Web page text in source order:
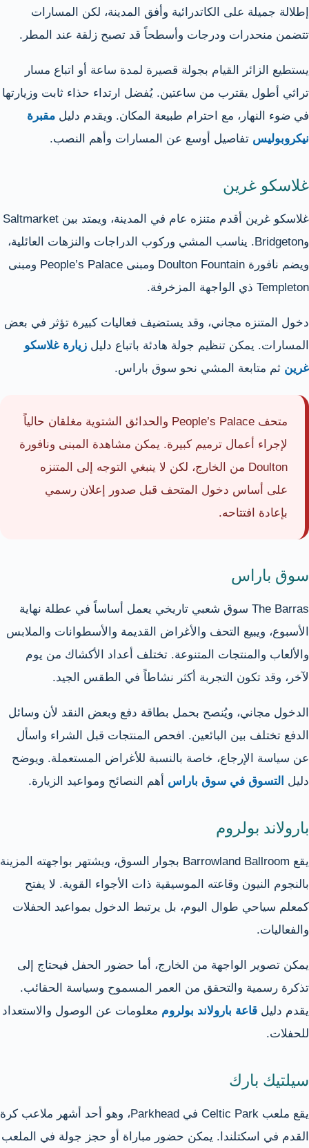
إطلالة جميلة على الكاتدرائية وأفق المدينة، لكن المسارات
تتضمن منحدرات ودرجات وأسطحاً قد تصبح زلقة عند المطر.
يستطيع الزائر القيام بجولة قصيرة لمدة ساعة أو اتباع مسار
تراثي أطول يقترب من ساعتين. يُفضل ارتداء حذاء ثابت وزيارتها
في ضوء النهار، مع احترام طبيعة المكان. ويقدم دليل مقبرة
نيكروبوليس تفاصيل أوسع عن المسارات وأهم النصب.
غلاسكو غرين
غلاسكو غرين أقدم متنزه عام في المدينة، ويمتد بين Saltmarket
وBridgeton. يناسب المشي وركوب الدراجات والنزهات العائلية،
ويضم نافورة Doulton Fountain ومبنى People’s Palace ومبنى
Templeton ذي الواجهة المزخرفة.
دخول المتنزه مجاني، وقد يستضيف فعاليات كبيرة تؤثر في بعض
المسارات. يمكن تنظيم جولة هادئة باتباع دليل زيارة غلاسكو
غرين ثم متابعة المشي نحو سوق باراس.
متحف People’s Palace والحدائق الشتوية مغلقان حالياً
لإجراء أعمال ترميم كبيرة. يمكن مشاهدة المبنى ونافورة
Doulton من الخارج، لكن لا ينبغي التوجه إلى المتنزه
على أساس دخول المتحف قبل صدور إعلان رسمي
بإعادة افتتاحه.
سوق باراس
The Barras سوق شعبي تاريخي يعمل أساساً في عطلة نهاية
الأسبوع، ويبيع التحف والأغراض القديمة والأسطوانات والملابس
والألعاب والمنتجات المتنوعة. تختلف أعداد الأكشاك من يوم
لآخر، وقد تكون التجربة أكثر نشاطاً في الطقس الجيد.
الدخول مجاني، ويُنصح بحمل بطاقة دفع وبعض النقد لأن وسائل
الدفع تختلف بين البائعين. افحص المنتجات قبل الشراء واسأل
عن سياسة الإرجاع، خاصة بالنسبة للأغراض المستعملة. ويوضح
دليل التسوق في سوق باراس أهم النصائح ومواعيد الزيارة.
بارولاند بولروم
يقع Barrowland Ballroom بجوار السوق، ويشتهر بواجهته المزينة
بالنجوم النيون وقاعته الموسيقية ذات الأجواء القوية. لا يفتح
كمعلم سياحي طوال اليوم، بل يرتبط الدخول بمواعيد الحفلات
والفعاليات.
يمكن تصوير الواجهة من الخارج، أما حضور الحفل فيحتاج إلى
تذكرة رسمية والتحقق من العمر المسموح وسياسة الحقائب.
يقدم دليل قاعة بارولاند بولروم معلومات عن الوصول والاستعداد
للحفلات.
سيلتيك بارك
يقع ملعب Celtic Park في Parkhead، وهو أحد أشهر ملاعب كرة
القدم في اسكتلندا. يمكن حضور مباراة أو حجز جولة في الملعب